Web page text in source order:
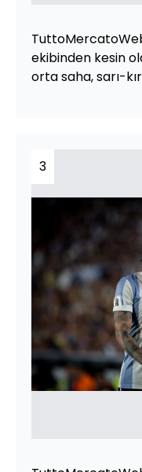
ekibinden kesin
orta saha, sarı-
3